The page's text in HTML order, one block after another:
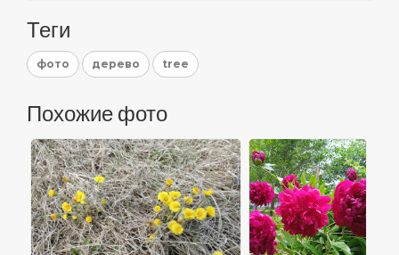
Теги
фото дерево tree
Похожие фото